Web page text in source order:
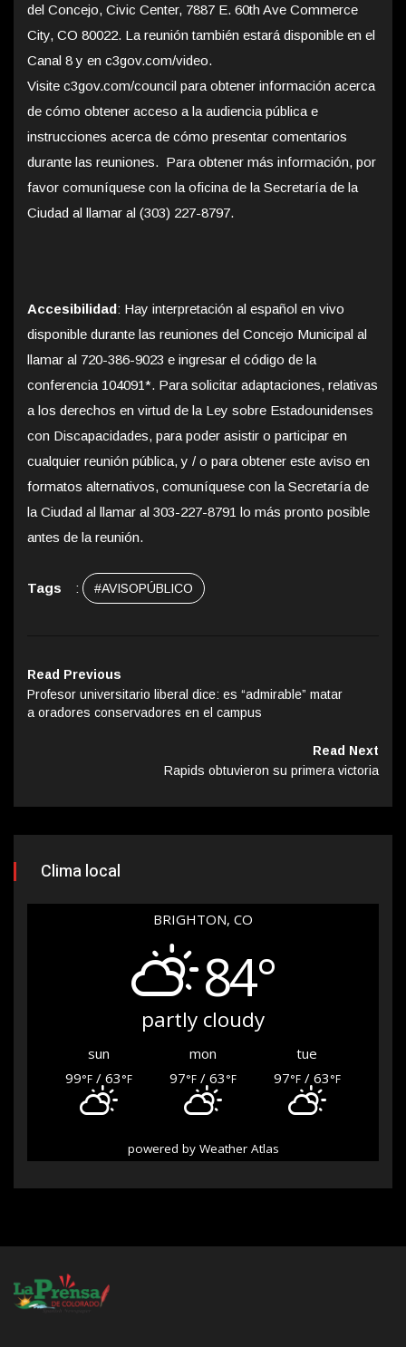
del Concejo, Civic Center, 7887 E. 60th Ave Commerce
City, CO 80022. La reunión también estará disponible en el
Canal 8 y en c3gov.com/video.
Visite c3gov.com/council para obtener información acerca
de cómo obtener acceso a la audiencia pública e
instrucciones acerca de cómo presentar comentarios
durante las reuniones. Para obtener más información, por
favor comuníquese con la oficina de la Secretaría de la
Ciudad al llamar al (303) 227-8797.
Accesibilidad: Hay interpretación al español en vivo
disponible durante las reuniones del Concejo Municipal al
llamar al 720-386-9023 e ingresar el código de la
conferencia 104091*. Para solicitar adaptaciones, relativas
a los derechos en virtud de la Ley sobre Estadounidenses
con Discapacidades, para poder asistir o participar en
cualquier reunión pública, y / o para obtener este aviso en
formatos alternativos, comuníquese con la Secretaría de
la Ciudad al llamar al 303-227-8791 lo más pronto posible
antes de la reunión.
Tags : #AVISOPÚBLICO
Read Previous
Profesor universitario liberal dice: es “admirable” matar
a oradores conservadores en el campus
Read Next
Rapids obtuvieron su primera victoria
Clima local
BRIGHTON, CO
84°
partly cloudy
sun mon
tue
99°F / 63°F 97°F/ 63°F 97°F/ 63°F
powered by Weather Atlas